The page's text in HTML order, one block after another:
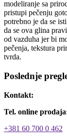
modeliranje sa
pristupi pečenju
potrebno je da se
da se ova glina
od vazduha jer bi
pečenja, tekstura
tvrda.
Poslednje
Kontakt:
Tel. online
+381 60 700 0 462